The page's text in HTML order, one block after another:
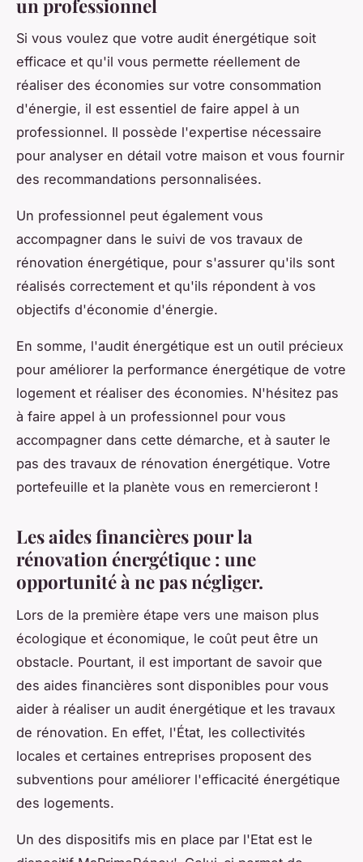
un professionnel
Si vous voulez que votre audit énergétique soit
efficace et qu'il vous permette réellement de
réaliser des économies sur votre consommation
d'énergie, il est essentiel de faire appel à un
professionnel. Il possède l'expertise nécessaire
pour analyser en détail votre maison et vous fournir
des recommandations personnalisées.
Un professionnel peut également vous
accompagner dans le suivi de vos travaux de
rénovation énergétique, pour s'assurer qu'ils sont
réalisés correctement et qu'ils répondent à vos
objectifs d'économie d'énergie.
En somme, l'audit énergétique est un outil précieux
pour améliorer la performance énergétique de votre
logement et réaliser des économies. N'hésitez pas
à faire appel à un professionnel pour vous
accompagner dans cette démarche, et à sauter le
pas des travaux de rénovation énergétique. Votre
portefeuille et la planète vous en remercieront !
Les aides financières pour la
rénovation énergétique : une
opportunité à ne pas négliger.
Lors de la première étape vers une maison plus
écologique et économique, le coût peut être un
obstacle. Pourtant, il est important de savoir que
des aides financières sont disponibles pour vous
aider à réaliser un audit énergétique et les travaux
de rénovation. En effet, l'État, les collectivités
locales et certaines entreprises proposent des
subventions pour améliorer l'efficacité énergétique
des logements.
Un des dispositifs mis en place par l'Etat est le